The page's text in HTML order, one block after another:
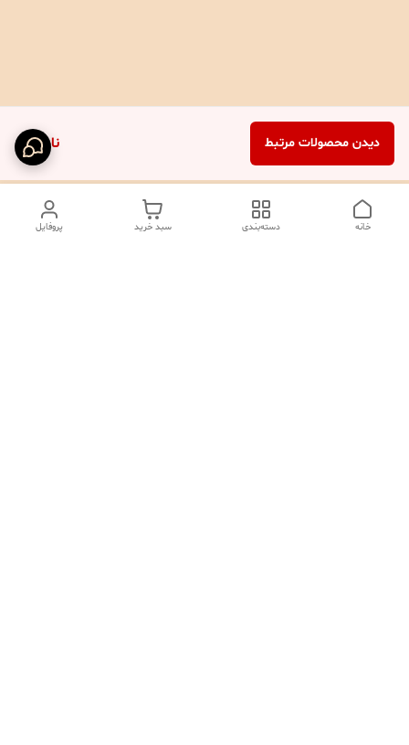
ناموجود دیدن محصولات مرتبط
پروفایل سبد خرید دسته‌بندی خانه